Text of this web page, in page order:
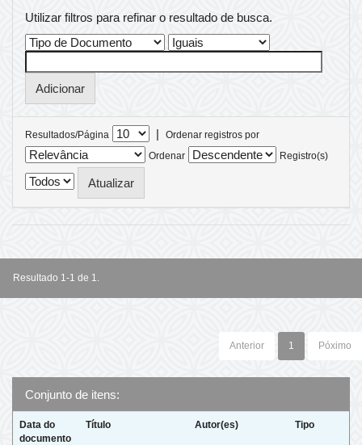
Utilizar filtros para refinar o resultado de busca.
Resultados/Página |
Ordenar registros por
Ordenar
Registro(s)
Resultado 1-1 de 1.
Anterior 1 Póximo
Conjunto de itens:
Data do
documento
Título Autor(es) Tipo